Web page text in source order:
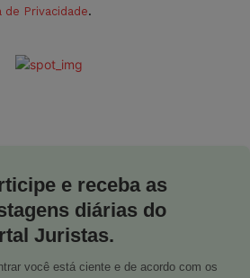
de Privacidade.
e receba as
diárias do
Juristas.
você está ciente e de acordo com os